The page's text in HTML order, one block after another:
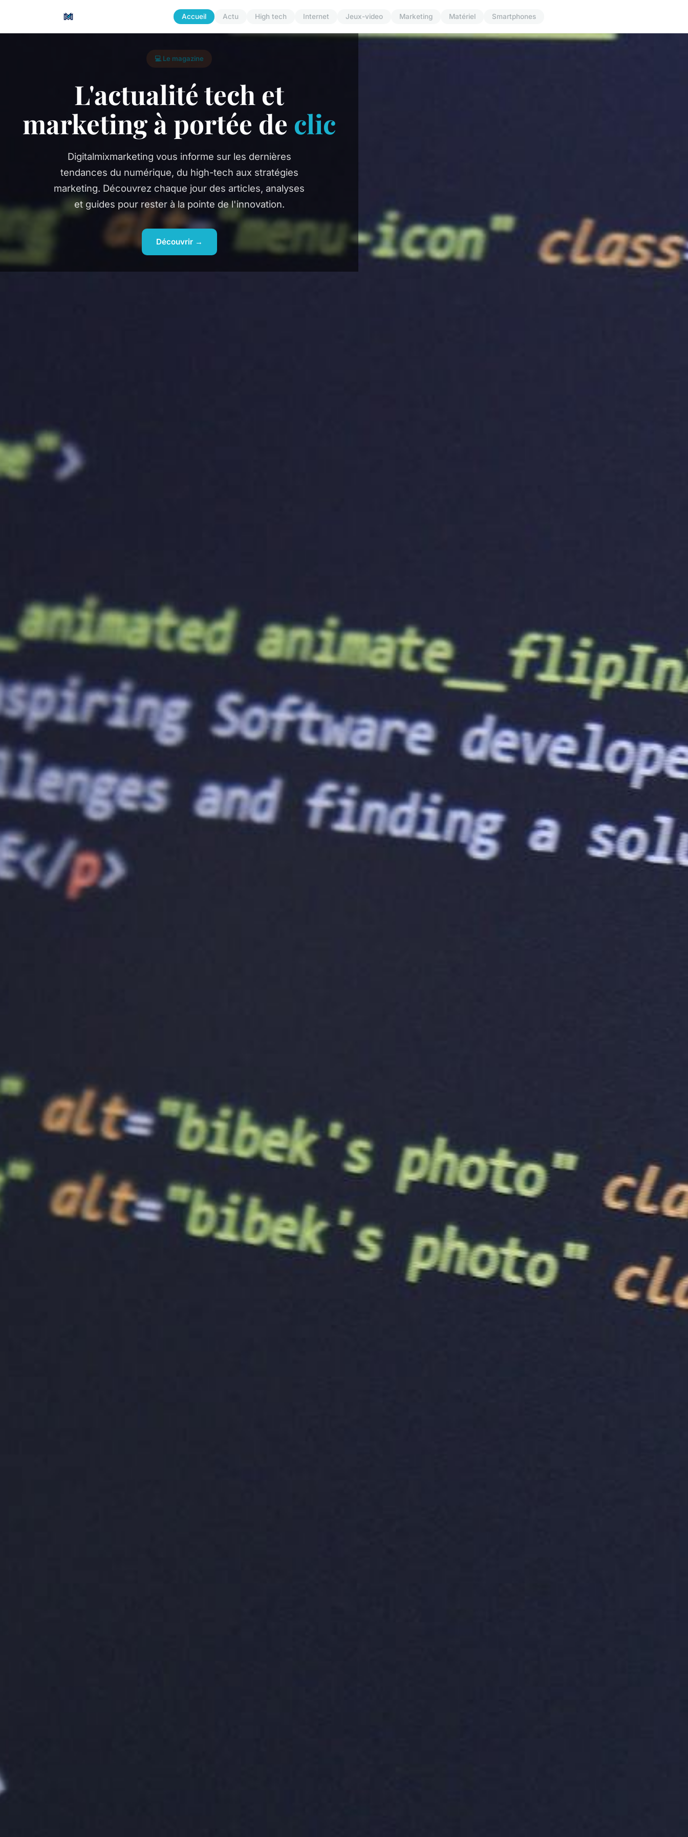
Accueil Actu High tech Internet Jeux-video Marketing Matériel Smartphones
💻 Le magazine
L'actualité tech et
marketing à portée de clic
Digitalmixmarketing vous informe sur les dernières
tendances du numérique, du high-tech aux stratégies
marketing. Découvrez chaque jour des articles, analyses
et guides pour rester à la pointe de l'innovation.
Découvrir →